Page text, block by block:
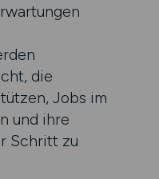
die
Jobs im
und ihre
Schritt zu